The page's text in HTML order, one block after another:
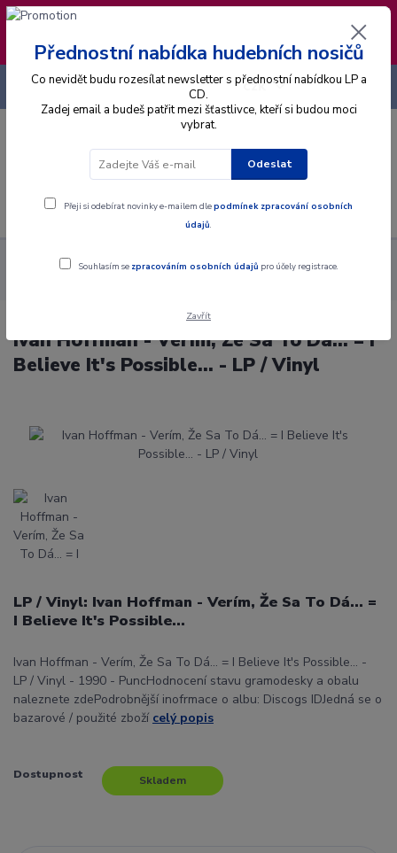
❣️ Od 4.8. do 13.8. čerpám dovolenou. Datum
expedice objednávek se posouvá na pátek
14.8.2026 🐋
Menu
CZK
+420 725 736 293
Alba Gramodesky
Ivan Hoffman - Verím, Že Sa To Dá... = I
Ivan Hoffman - Verím, Že Sa To Dá... = I
Believe It's Possible... - LP / Vinyl
LP / Vinyl: Ivan Hoffman - Verím, Že Sa To Dá... =
I Believe It's Possible...
Ivan Hoffman - Verím, Že Sa To Dá... = I Believe It's Possible... -
LP / Vinyl - 1990 - PuncHodnocení stavu gramodesky a obalu
naleznete zdePodrobnější inofrmace o albu: Discogs IDJedná se o
bazarové / použité zboží celý popis
Dostupnost Skladem
Přednostní nabídka hudebních nosičů
Co nevidět budu rozesílat newsletter s přednostní nabídkou LP a
CD.
Zadej email a budeš patřit mezi šťastlivce, kteří si budou moci
vybrat.
Odeslat
Přeji si odebírat novinky e-mailem dlepodmínek zpracování osobních
údajů.
Souhlasím se zpracováním osobních údajů pro účely registrace.
Zavřít